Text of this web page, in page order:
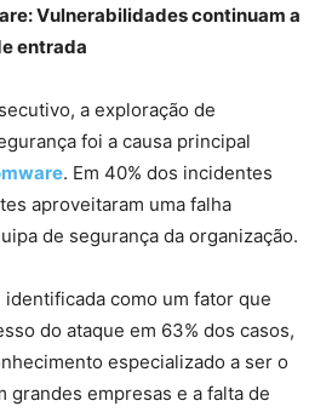
Vulnerabilidades continuam a
entrada
a exploração de
foi a causa principal
. Em 40% dos incidentes
aproveitaram uma falha
de segurança da organização.
como um fator que
do ataque em 63% dos casos,
especializado a ser o
grandes empresas e a falta de